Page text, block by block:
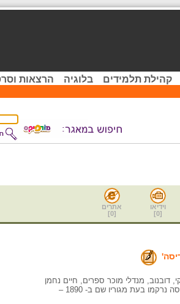
קהילת תלמידים בלוגיה הרצאות
וידיאו
[
0
]
אתרים
[
0
]
דובנוב, מנדלי מוכר ספרים, חיים נחמן
ביאליק; קשריו הקרובים של דובנוב עם סופרי אודסה נרקמו בעת מגוריו שם ב- 1890 –